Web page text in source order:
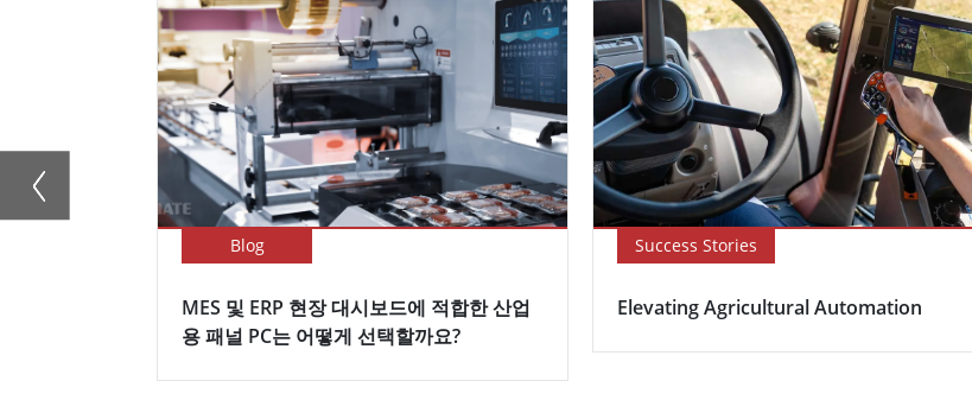
Blog
MES 및 ERP 현장 대시보드에 적합한 산업
용 패널 PC는 어떻게 선택할까요?
Success Stories
Elevating Agricultural Automation